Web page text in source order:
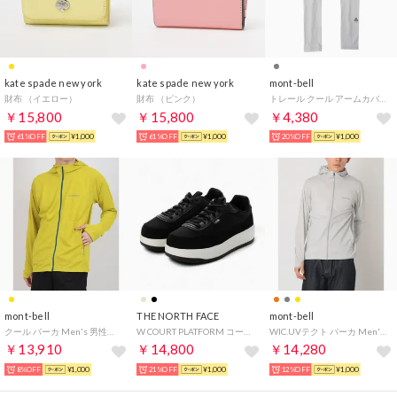
kate spade new york
財布 （イエロー）
￥15,800
61%OFF ¥1,000
kate spade new york
財布 （ピンク）
￥15,800
61%OFF ¥1,000
mont-bell
トレール クール アームカバー Women's 女性用 （ライトグレー）
￥4,380
20%OFF ¥1,000
mont-bell
￥13,910
8%OFF ¥1,000
THE NORTH FACE
￥14,800
21%OFF ¥1,000
mont-bell
￥14,280
12%OFF ¥1,000